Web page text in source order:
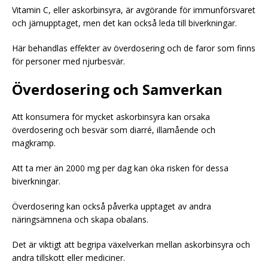
Vitamin C, eller askorbinsyra, är avgörande för immunförsvaret
och järnupptaget, men det kan också leda till biverkningar.
Här behandlas effekter av överdosering och de faror som finns
för personer med njurbesvär.
Överdosering och Samverkan
Att konsumera för mycket askorbinsyra kan orsaka
överdosering och besvär som diarré, illamående och
magkramp.
Att ta mer än 2000 mg per dag kan öka risken för dessa
biverkningar.
Överdosering kan också påverka upptaget av andra
näringsämnena och skapa obalans.
Det är viktigt att begripa växelverkan mellan askorbinsyra och
andra tillskott eller mediciner.